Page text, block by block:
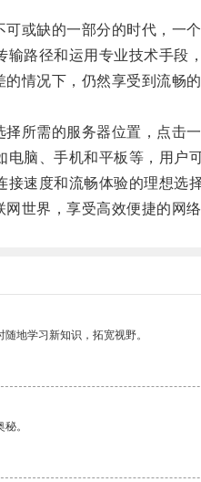
缺的一部分的时代，一个
径和运用专业技术手段，
况下，仍然享受到流畅的
需的服务器位置，点击一
、手机和平板等，用户可
速度和流畅体验的理想选择
界，享受高效便捷的网络
地学习新知识，拓宽视野。
。